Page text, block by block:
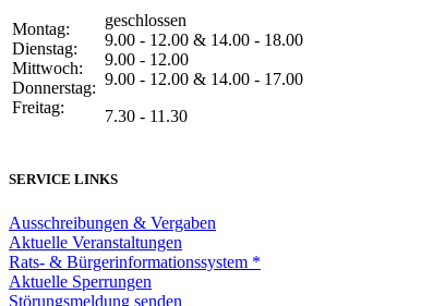
Montag:
Dienstag:
Mittwoch:
Donnerstag:
Freitag:
geschlossen
9.00 - 12.00 & 14.00 - 18.00
9.00 - 12.00
9.00 - 12.00 & 14.00 - 17.00
7.30 - 11.30
SERVICE LINKS
Ausschreibungen & Vergaben
Aktuelle Veranstaltungen
Rats- & Bürgerinformationssystem *
Aktuelle Sperrungen
Störungsmeldung senden